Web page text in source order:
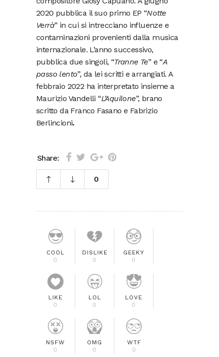
2020 pubblica il suo primo EP “Notte
Verrà” in cui si intrecciano influenze e
contaminazioni provenienti dalla musica
internazionale. L’anno successivo,
pubblica due singoli, “Tranne Te” e “A
passo lento”, da lei scritti e arrangiati. A
febbraio 2022 ha interpretato insieme a
Maurizio Vandelli “L’Aquilone”, brano
scritto da Franco Fasano e Fabrizio
Berlincioni.
Share:
0
COOL
0
DISLIKE
0
GEEKY
0
LIKE
0
LOL
0
LOVE
0
NSFW
0
OMG
0
WTF
0